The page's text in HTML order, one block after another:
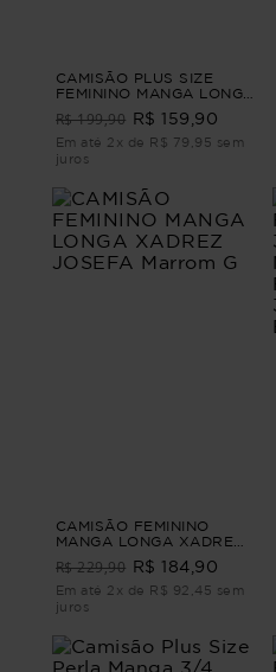
CAMISÃO PLUS SIZE
FEMININO MANGA LONGA
AFAIATARIA CONCÓRDIA
Vinho G4
R$ 199,90 R$ 159,90
Em até 2x de R$ 79,95 sem
juros
CAMISÃO FEMININO
MANGA LONGA XADREZ
JOSEFA Marrom G
R$ 229,90 R$ 184,90
Em até 2x de R$ 92,45 sem
juros